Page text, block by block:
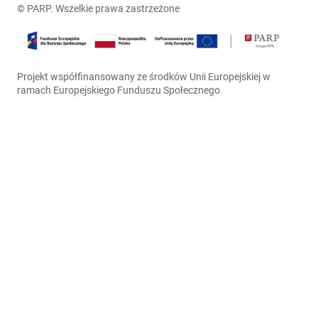
© PARP. Wszelkie prawa zastrzeżone
Projekt współfinansowany ze środków Unii Europejskiej w
ramach Europejskiego Funduszu Społecznego